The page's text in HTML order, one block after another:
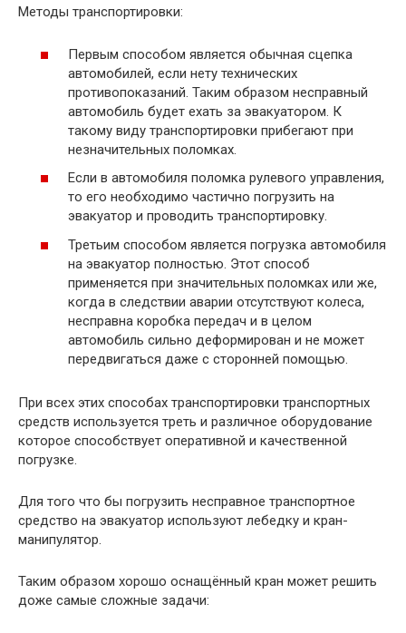
Методы транспортировки:
Первым способом является обычная сцепка
автомобилей, если нету технических
противопоказаний. Таким образом несправный
автомобиль будет ехать за эвакуатором. К
такому виду транспортировки прибегают при
незначительных поломках.
Если в автомобиля поломка рулевого управления,
то его необходимо частично погрузить на
эвакуатор и проводить транспортировку.
Третьим способом является погрузка автомобиля
на эвакуатор полностью. Этот способ
применяется при значительных поломках или же,
когда в следствии аварии отсутствуют колеса,
несправна коробка передач и в целом
автомобиль сильно деформирован и не может
передвигаться даже с сторонней помощью.
При всех этих способах транспортировки транспортных
средств используется треть и различное оборудование
которое способствует оперативной и качественной
погрузке.
Для того что бы погрузить несправное транспортное
средство на эвакуатор используют лебедку и кран-
манипулятор.
Таким образом хорошо оснащённый кран может решить
доже самые сложные задачи: